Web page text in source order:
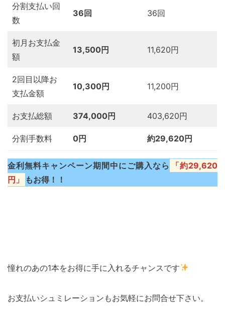
分割支払い回
数
36回 36回
初月お支払金
額
13,500円 11,620円
2回目以降お
支払金額
10,300円 11,200円
お支払総額 374,000円 403,620円
分割手数料 0円 約29,620円
金利無料キャンペーン期間中にご購入なら
「約29,620
円」
もお得！！
憧れのあの1本をお得に手に入れるチャンスです
お支払いシュミレーションもお気軽にお問合せ下さい。